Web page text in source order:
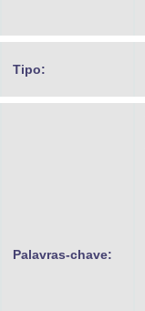
Tipo:
Palavras-chave: